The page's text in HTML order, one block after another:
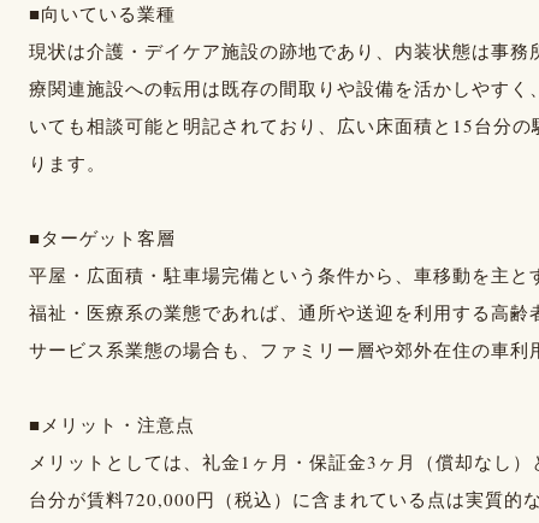
■向いている業種
現状は介護・デイケア施設の跡地であり、内装状態は事
療関連施設への転用は既存の間取りや設備を活かしやす
いても相談可能と明記されており、広い床面積と15台分
ります。
■ターゲット客層
平屋・広面積・駐車場完備という条件から、車移動を主
福祉・医療系の業態であれば、通所や送迎を利用する高
サービス系業態の場合も、ファミリー層や郊外在住の車
■メリット・注意点
メリットとしては、礼金1ヶ月・保証金3ヶ月（償却なし
台分が賃料720,000円（税込）に含まれている点は実質的